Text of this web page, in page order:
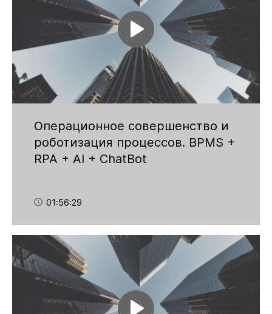
Операционное совершенство и
роботизация процессов. BPMS +
RPA + AI + ChatBot
01:56:29